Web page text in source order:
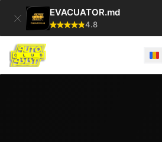
EVACUATOR.md
4.8